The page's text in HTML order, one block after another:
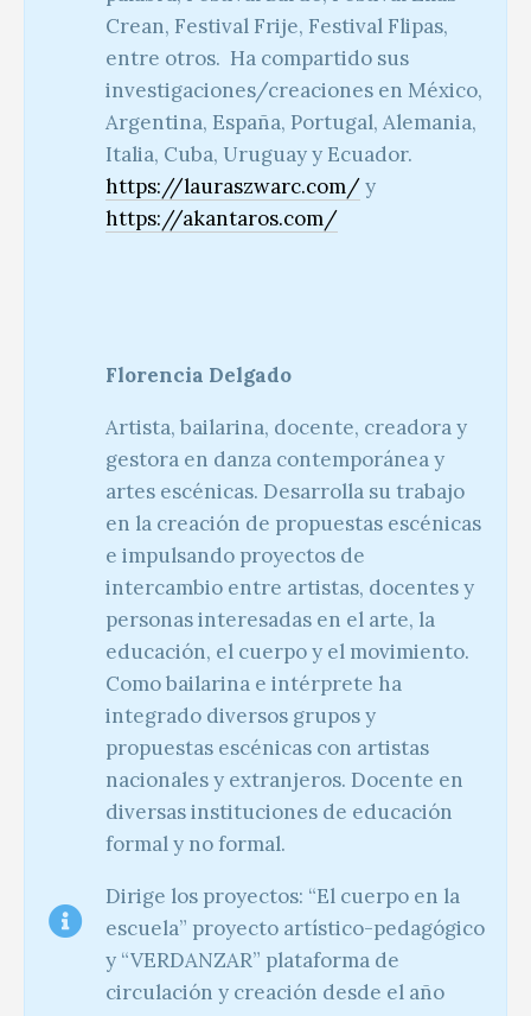
Crean, Festival Frije, Festival Flipas,
entre otros. Ha compartido sus
investigaciones/creaciones en México,
Argentina, España, Portugal, Alemania,
Italia, Cuba, Uruguay y Ecuador.
https://lauraszwarc.com/y
https://akantaros.com/
Florencia Delgado
Artista, bailarina, docente, creadora y
gestora en danza contemporánea y
artes escénicas. Desarrolla su trabajo
en la creación de propuestas escénicas
e impulsando proyectos de
intercambio entre artistas, docentes y
personas interesadas en el arte, la
educación, el cuerpo y el movimiento.
Como bailarina e intérprete ha
integrado diversos grupos y
propuestas escénicas con artistas
nacionales y extranjeros. Docente en
diversas instituciones de educación
formal y no formal.
Dirige los proyectos: “El cuerpo en la
escuela” proyecto artístico-pedagógico
y “VERDANZAR” plataforma de
circulación y creación desde el año